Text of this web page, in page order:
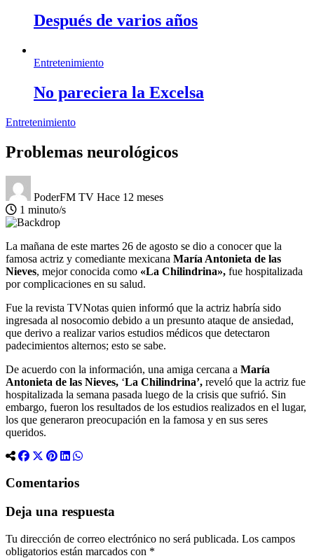
Después de varios años
Entretenimiento
No pareciera la Excelsa
Entretenimiento
Problemas neurológicos
PoderFM TV Hace 12 meses
1 minuto/s
La mañana de este martes 26 de agosto se dio a conocer que la
famosa actriz y comediante mexicana María Antonieta de las
Nieves, mejor conocida como «La Chilindrina», fue hospitalizada
por complicaciones en su salud.
Fue la revista TVNotas quien informó que la actriz habría sido
ingresada al nosocomio debido a un presunto ataque de ansiedad,
que derivo a realizar varios estudios médicos que detectaron
padecimientos alternos; esto se sabe.
De acuerdo con la información, una amiga cercana a María
Antonieta de las Nieves, ‘La Chilindrina’, reveló que la actriz fue
hospitalizada la semana pasada luego de la crisis que sufrió. Sin
embargo, fueron los resultados de los estudios realizados en el lugar,
los que generaron preocupación en la famosa y en sus seres
queridos.
Comentarios
Deja una respuesta
Tu dirección de correo electrónico no será publicada. Los campos
obligatorios están marcados con *